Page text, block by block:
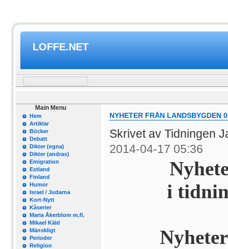
LOFFE.NET
Main Menu
Hem
Artiklar
Böcker
Debatt
Dikter (egna)
Dikter (andras)
Emigration
Estland
Finland
Humor
Israel / Judarna
Kort-Nytt
Kåserier
Maria Åkerblom m.fl.
Mikael Käld
Mänskligt
Perioder
Religion
NYHETER FRÅN LANDSBYGDEN
Skrivet av Tidningen
2014-04-17 05:36
i